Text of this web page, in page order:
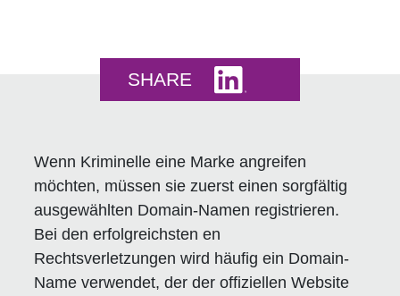
SHARE
Wenn Kriminelle eine Marke angreifen
möchten, müssen sie zuerst einen sorgfältig
ausgewählten Domain-Namen registrieren.
Bei den erfolgreichsten en
Rechtsverletzungen wird häufig ein Domain-
Name verwendet, der der offiziellen Website